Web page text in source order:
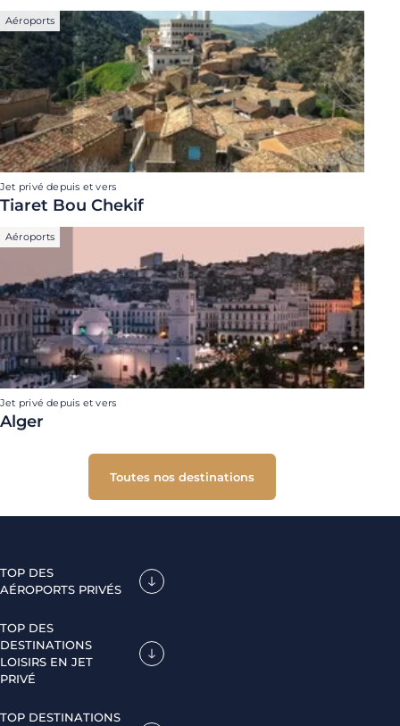
Aéroports
Jet privé depuis et vers
Tiaret Bou Chekif
Aéroports
Jet privé depuis et vers
Alger
Toutes nos destinations
TOP DES
AÉROPORTS PRIVÉS
TOP DES
DESTINATIONS
LOISIRS EN JET
PRIVÉ
TOP DESTINATIONS